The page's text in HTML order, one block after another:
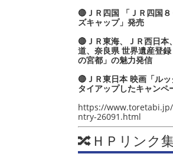
🔴ＪＲ四国 「ＪＲ四国
ズキャップ」発売
🔴ＪＲ東海、ＪＲ西日本
道、奈良県 世界遺産登
の宮都」の魅力発信
🔴ＪＲ東日本 映画「ル
タイアップしたキャンペ
https://
ntry-26091.html
🔀ＨＰリンク